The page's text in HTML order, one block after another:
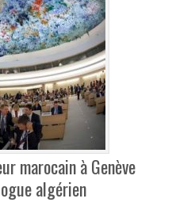
marocain à Genève
algérien